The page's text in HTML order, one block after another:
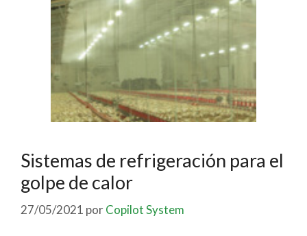
Sistemas de refrigeración para el
golpe de calor
27/05/2021 porCopilot System